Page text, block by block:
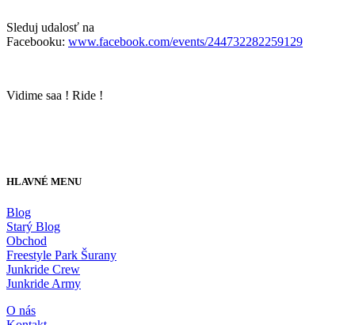
Sleduj udalosť na
Facebooku: www.facebook.com/events/244732282259129
Vidime saa ! Ride !
HLAVNÉ MENU
Blog
Starý Blog
Obchod
Freestyle Park Šurany
Junkride Crew
Junkride Army
O nás